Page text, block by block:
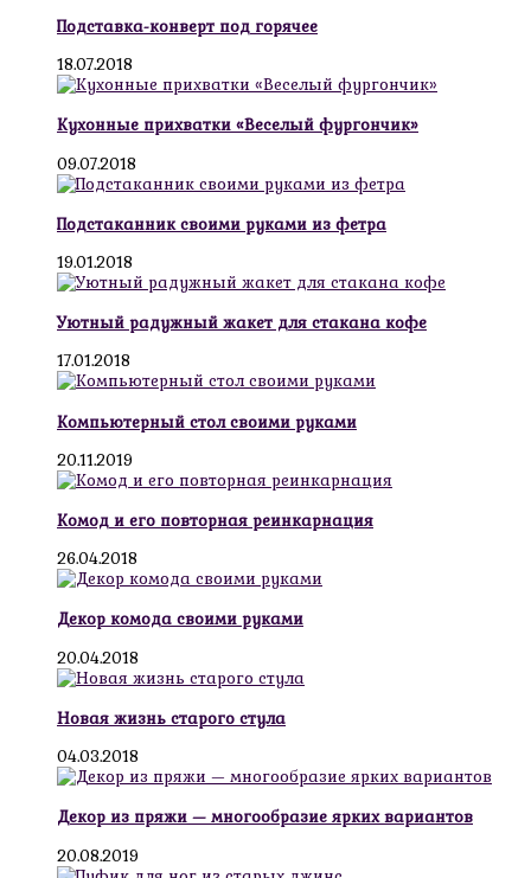
Подставка-конверт под горячее
18.07.2018
Кухонные прихватки «Веселый фургончик»
09.07.2018
Подстаканник своими руками из фетра
19.01.2018
Уютный радужный жакет для стакана кофе
17.01.2018
Компьютерный стол своими руками
20.11.2019
Комод и его повторная реинкарнация
26.04.2018
Декор комода своими руками
20.04.2018
Новая жизнь старого стула
04.03.2018
Декор из пряжи — многообразие ярких вариантов
20.08.2019